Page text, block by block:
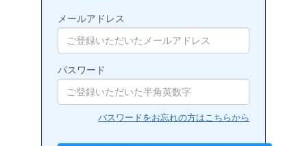
メールアドレス
パスワード
パスワードをお忘れの方はこちらから